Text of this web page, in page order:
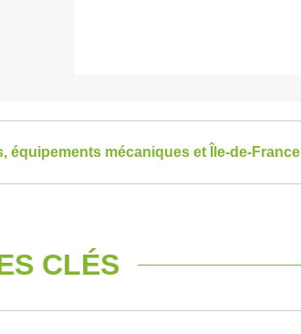
équipements mécaniques et Île-de-France
CLÉS